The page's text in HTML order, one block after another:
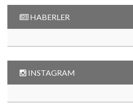
HABERLER
INSTAGRAM